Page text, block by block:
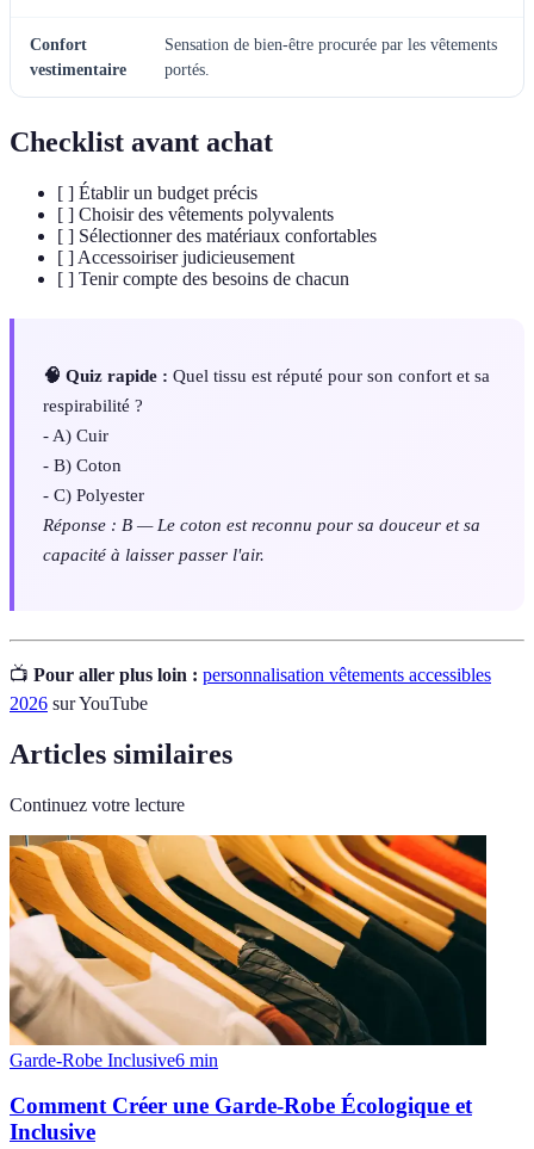
Confort
vestimentaire
Sensation de bien-être procurée par les vêtements
portés.
Checklist avant achat
[ ] Établir un budget précis
[ ] Choisir des vêtements polyvalents
[ ] Sélectionner des matériaux confortables
[ ] Accessoiriser judicieusement
[ ] Tenir compte des besoins de chacun
🧠 Quiz rapide : Quel tissu est réputé pour son confort et sa
respirabilité ?
- A) Cuir
- B) Coton
- C) Polyester
Réponse : B — Le coton est reconnu pour sa douceur et sa
capacité à laisser passer l'air.
📺 Pour aller plus loin : personnalisation vêtements accessibles
2026 sur YouTube
Articles similaires
Continuez votre lecture
Garde-Robe Inclusive6 min
Comment Créer une Garde-Robe Écologique et
Inclusive